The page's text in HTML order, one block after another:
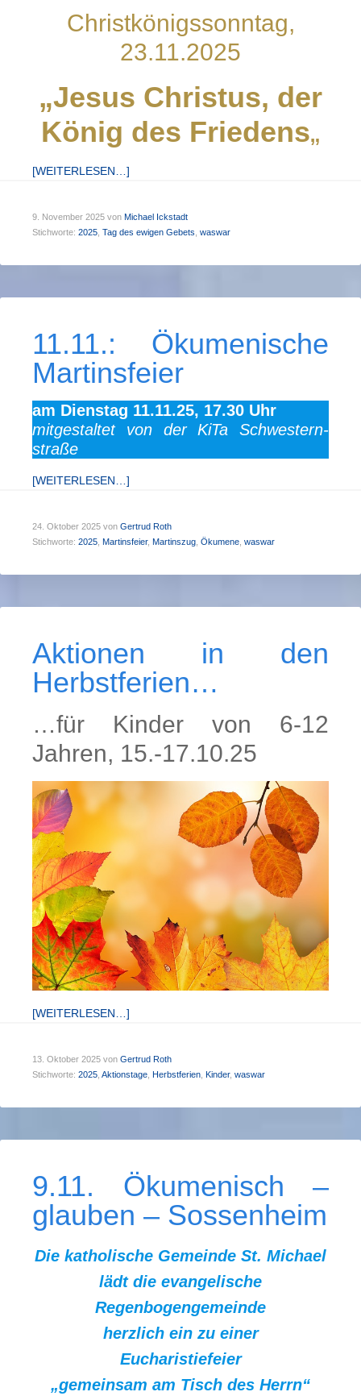
Christkönigssonntag,
23.11.2025
„Jesus Christus, der
König des Friedens„
[WEITERLESEN…]
9. November 2025 von Michael Ickstadt
Stichworte: 2025 Tag des ewigen Gebets waswar
11.11.: Öku­men­­ische
Mart­ins­­feier
am Dienstag 11.11.25, 17.30 Uhr
mitgestaltet von der KiTa Schwest­ern­
straße
[WEITERLESEN…]
24. Oktober 2025 von Gertrud Roth
Stichworte: 2025 Martinsfeier, Martinszug Ökumene waswar
Aktionen in den
Herbstferien…
…für Kinder von 6-12
Jahren, 15.-17.10.25
[WEITERLESEN…]
13. Oktober 2025 von Gertrud Roth
Stichworte: 2025 Aktionstage Herbstferien Kinder, waswar
9.11. Ökumenisch –
glauben – Sossenheim
Die katholische Gemeinde St. Michael
lädt die evangelische
Regenbogengemeinde
herzlich ein zu einer
Eucharistiefeier
„gemeinsam am Tisch des Herrn“